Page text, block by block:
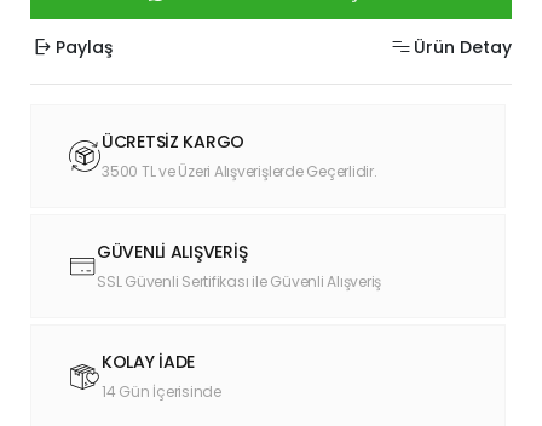
Paylaş Ürün Detay
ÜCRETSİZ KARGO
3500 TL ve Üzeri Alışverişlerde Geçerlidir.
GÜVENLİ ALIŞVERİŞ
SSL Güvenli Sertifikası ile Güvenli Alışveriş
KOLAY İADE
14 Gün İçerisinde